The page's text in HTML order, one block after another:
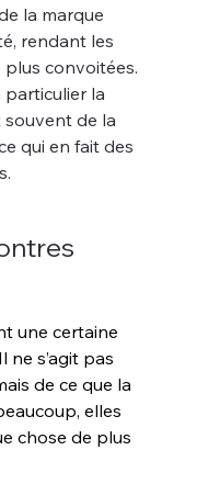
la marque
rendant les
convoitées.
particulier la
de la
qui en fait des
une certaine
ne s’agit pas
de ce que la
elles
chose de plus